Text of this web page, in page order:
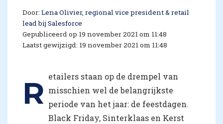
Door: Lena Olivier, regional vice president & retail
lead bij Salesforce
Gepubliceerd op 19 november 2021 om 11:48
Laatst gewijzigd: 19 november 2021 om 11:48
R etailers staan op de drempel van
misschien wel de belangrijkste
periode van het jaar: de feestdagen.
Black Friday, Sinterklaas en Kerst